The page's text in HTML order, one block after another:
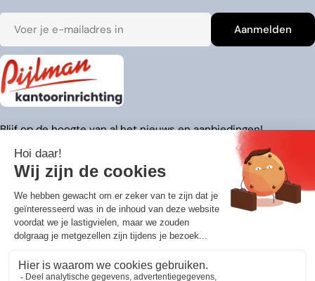
Blijf op de hoogte van al het nieuws en aanbiedingen!
Adresgegevens
Over ons
Klantenservice
mail
Aanmelden